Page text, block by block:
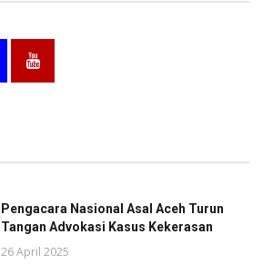
Pengacara Nasional Asal Aceh Turun
Tangan Advokasi Kasus Kekerasan
26 April 2025